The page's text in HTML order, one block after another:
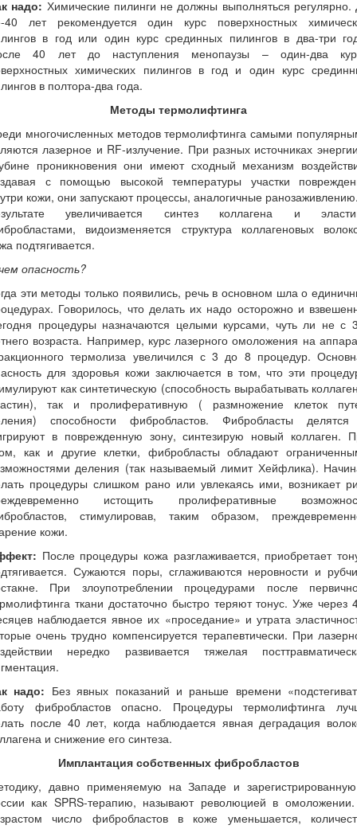
надо: Химические пилинги не должны выполняться регулярно.
40 лет рекомендуется один курс поверхностных
в год или один курс срединных пилингов в два-три
40 лет до наступления менопаузы – один-два
химических пилингов в год и один курс
в полтора-два года.
Методы термолифтинга
многочисленных методов термолифтинга самыми
лазерное и RF-излучение. При разных источниках
проникновения они имеют сходный механизм
с помощью высокой температуры участки
кожи, они запускают процессы, аналогичные
увеличивается синтез коллагена и
видоизменяется структура коллагеновых
подтягивается.
опасность?
эти методы только появились, речь в основном шла о
Говорилось, что делать их надо осторожно и
процедуры назначаются целыми курсами, чуть ли не с
возраста. Например, курс лазерного омоложения на
термолиза увеличился с 3 до 8 процедур.
для здоровья кожи заключается в том, что эти
как синтетическую (способность вырабатывать
так и пролиферативную ( размножение клеток
способности фибробластов. Фибробласты
в поврежденную зону, синтезирую новый коллаген.
как и другие клетки, фибробласты обладают
деления (так называемый лимит Хейфлика).
процедуры слишком рано или увлекаясь ими, возникает
истощить пролиферативные
стимулировав, таким образом,
кожи.
После процедуры кожа разглаживается, приобретает
Сужаются поры, сглаживаются неровности и
При злоупотреблении процедурами после
ткани достаточно быстро теряют тонус. Уже через
наблюдается явное их «проседание» и утрата
очень трудно компенсируется терапевтически. При
нередко развивается тяжелая
надо: Без явных показаний и раньше времени
фибробластов опасно. Процедуры термолифтинга
после 40 лет, когда наблюдается явная деградация
и снижение его синтеза.
Имплантация собственных фибробластов
давно применяемую на Западе и
как SPRS-терапию, называют революцией в
число фибробластов в коже уменьшается,